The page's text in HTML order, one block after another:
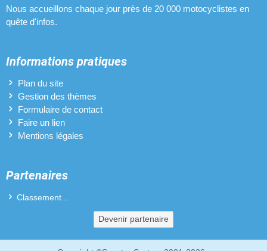
Nous accueillons chaque jour près de 20 000 motocyclistes en
quête d'infos.
Informations pratiques
Plan du site
Gestion des thèmes
Formulaire de contact
Faire un lien
Mentions légales
Partenaires
Classement...
Devenir partenaire